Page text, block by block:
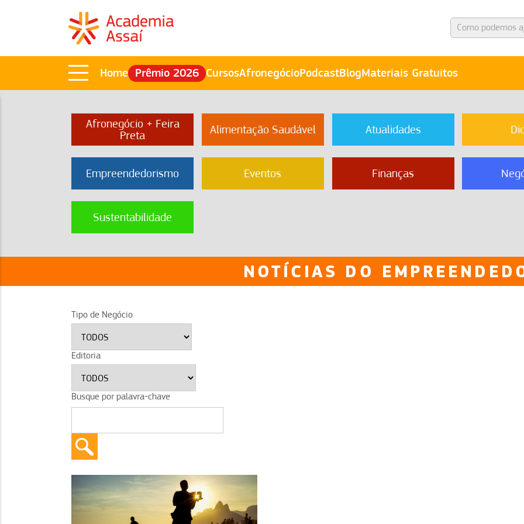
Home Prêmio 2026 CursosAfronegócioPodcastBlogMateriais Gratuitos
Afronegócio + Feira
Preta
Alimentação Saudável Atualidades
Empreendedorismo Eventos Finanças
Sustentabilidade
NOTÍCIAS DO
Tipo de Negócio
Editoria
Busque por palavra-chave